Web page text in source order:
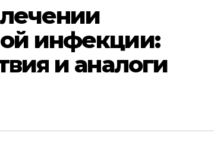
инфекции:
и аналоги